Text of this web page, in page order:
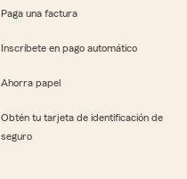
Paga una factura
Inscríbete en pago automático
Ahorra papel
Obtén tu tarjeta de identificación de
seguro